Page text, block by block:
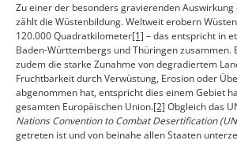
Zu einer der besonders gravierenden Auswirkung
zählt die Wüstenbildung. Weltweit erobern
120.000 Quadratkilometer[1] – das entspricht in
Baden-Württembergs und Thüringen zusammen.
zudem die starke Zunahme von degradiertem
Fruchtbarkeit durch Verwüstung, Erosion oder
abgenommen hat, entspricht dies einem Gebiet
gesamten Europäischen Union.[2] Obgleich das
Nations Convention to Combat Desertification
getreten ist und von beinahe allen Staaten